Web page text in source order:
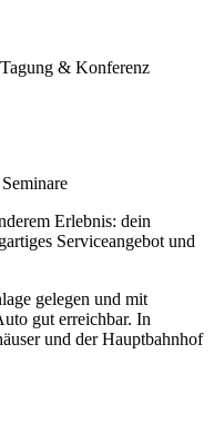
& Konferenz
Erlebnis: dein
Serviceangebot und
gelegen und mit
gut erreichbar. In
und der Hauptbahnhof